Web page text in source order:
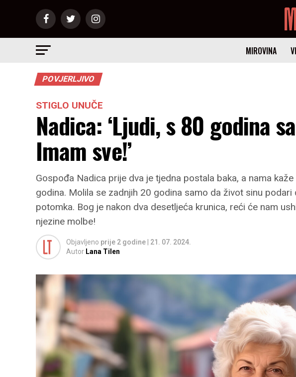
MIROVINA
POVJERLJIVO
STIGLO UNUČE
Nadica: ‘Ljudi, s 80 godina
Imam sve!’
Gospođa Nadica prije dva je tjedna postala baka, a nama
godina. Molila se zadnjih 20 godina samo da život sinu
potomka. Bog je nakon dva desetljeća krunica, reći će nam
njezine molbe!
Objavljeno prije 2 godine
21. 07. 2024.
Autor Lana Tilen